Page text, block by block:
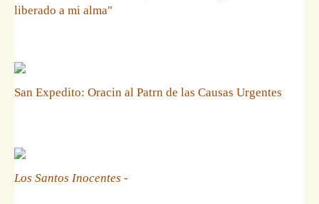
liberado a mi alma"
San Expedito: Oracin al Patrn de las Causas Urgentes
Los Santos Inocentes -